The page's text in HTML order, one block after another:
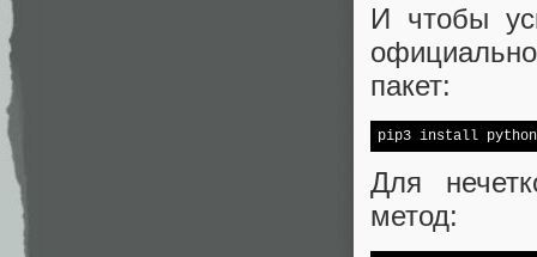
И чтобы
пакет:
pip3 install
Для
метод: